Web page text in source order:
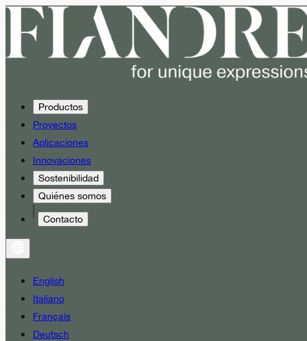
Productos
Proyectos
Aplicaciones
Innovaciones
Sostenibilidad
Quiénes somos
Contacto
English
Italiano
Français
Deutsch